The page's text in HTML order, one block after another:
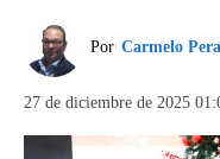
Por Carmelo
27 de diciembre de 2025